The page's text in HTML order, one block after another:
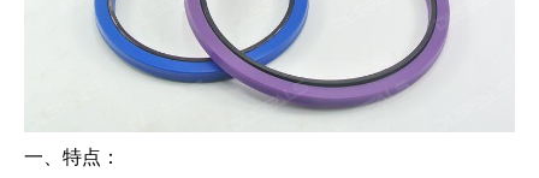
一、特点：